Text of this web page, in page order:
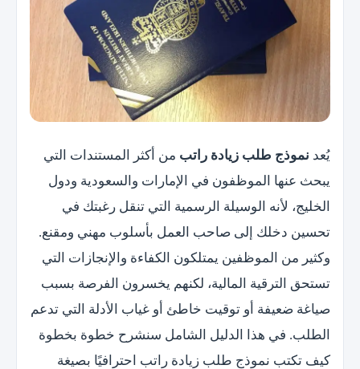
يُعد نموذج طلب زيادة راتب من أكثر المستندات التي
يبحث عنها الموظفون في الإمارات والسعودية ودول
الخليج، لأنه الوسيلة الرسمية التي تنقل رغبتك في
تحسين دخلك إلى صاحب العمل بأسلوب مهني ومقنع.
وكثير من الموظفين يمتلكون الكفاءة والإنجازات التي
تستحق الترقية المالية، لكنهم يخسرون الفرصة بسبب
صياغة ضعيفة أو توقيت خاطئ أو غياب الأدلة التي تدعم
الطلب. في هذا الدليل الشامل سنشرح خطوة بخطوة
كيف تكتب نموذج طلب زيادة راتب احترافيًا بصيغة